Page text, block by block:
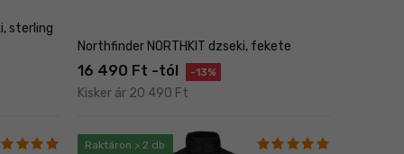
sterling
Northfinder NORTHKIT dzseki, fekete
16 490 Ft -tól -13%
Kisker ár 20 490 Ft
Raktáron > 2 db